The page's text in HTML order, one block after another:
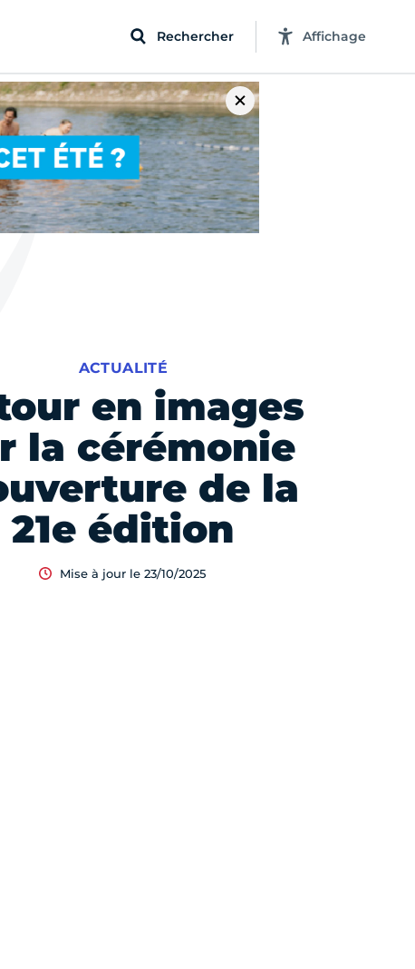
Rechercher Affichage
en images
la cérémonie
de la
21e édition
ACTUALITÉ
Mise à jour le 23/10/2025